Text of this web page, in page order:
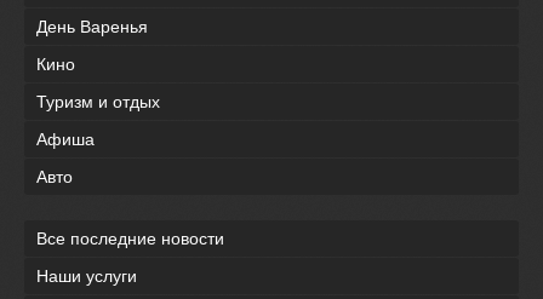
День Варенья
Кино
Туризм и отдых
Афиша
Авто
Все последние новости
Наши услуги